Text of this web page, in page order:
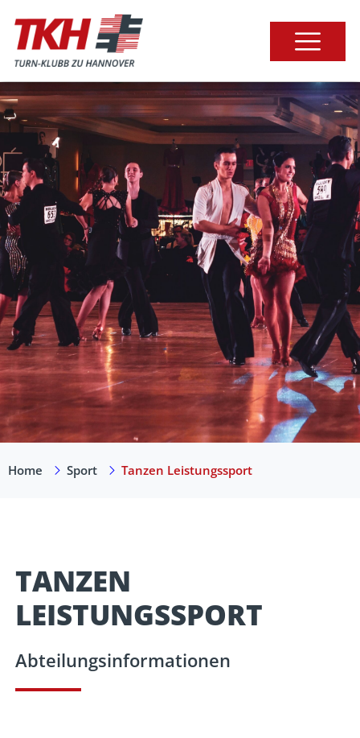
Home Sport Tanzen Leistungssport
TANZEN
LEISTUNGSSPORT
Abteilungsinformationen